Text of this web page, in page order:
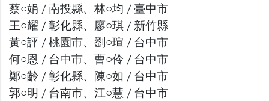
蔡○娟 / 南投縣、林○均 / 臺中市
王○耀 / 彰化縣、廖○琪 / 新竹縣
黃○評 / 桃園市、劉○瑄 / 台中市
何○恩 / 台中市、曹○伶 / 台中市
鄭○齡 / 彰化縣、陳○如 / 台中市
郭○明 / 台南市、江○慧 / 台中市